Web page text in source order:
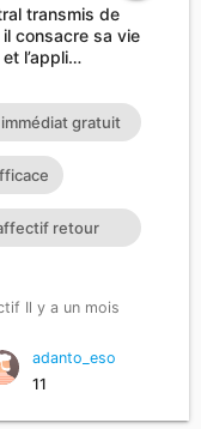
transmis de
consacre sa vie
l’appli…
gratuit
retour
Il y a un mois
adanto_eso
11